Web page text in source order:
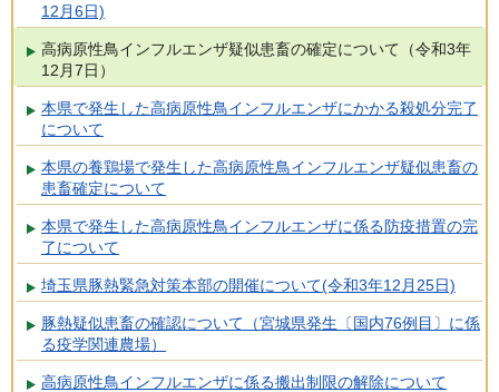
12月6日)
高病原性鳥インフルエンザ疑似患畜の確定について（令和3年
12月7日）
本県で発生した高病原性鳥インフルエンザにかかる殺処分完了
について
本県の養鶏場で発生した高病原性鳥インフルエンザ疑似患畜の
患畜確定について
本県で発生した高病原性鳥インフルエンザに係る防疫措置の完
了について
埼玉県豚熱緊急対策本部の開催について(令和3年12月25日)
豚熱疑似患畜の確認について（宮城県発生〔国内76例目〕に係
る疫学関連農場）
高病原性鳥インフルエンザに係る搬出制限の解除について